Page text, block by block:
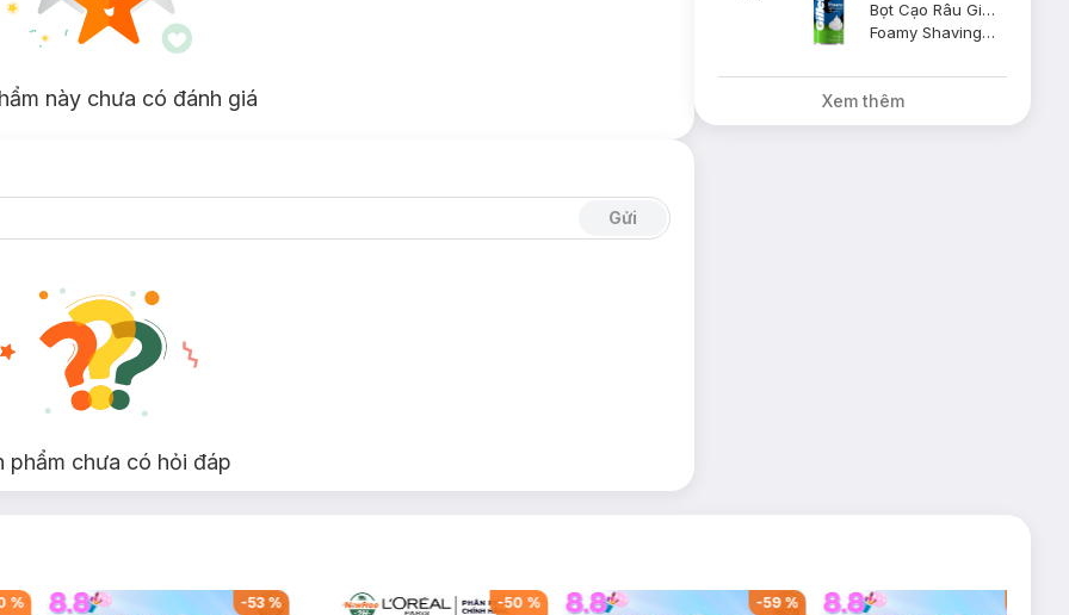
này chưa có đánh giá
Gửi
phẩm chưa có hỏi đáp
Bọt Cạo Râu Gillette Hương Chanh 175g
Foamy Shaving Foam #Lemon Lime
Xem thêm
% -53% -50 % -59%